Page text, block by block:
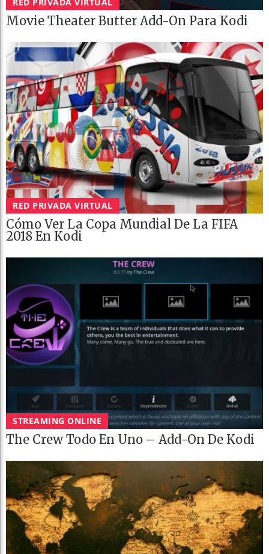
Movie Theater Butter Add-On Para Kodi
RED PRIVADA VIRTUAL
Cómo Ver La Copa Mundial De La FIFA
2018 En Kodi
STREAMING ONLINE
The Crew Todo En Uno – Add-On De Kodi